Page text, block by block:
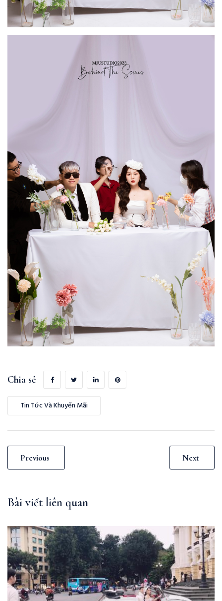
Chia sẻ
Tin Tức Và Khuyến Mãi
Previous Next
Bài viết liên quan